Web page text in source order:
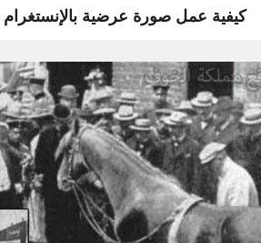
كيفية عمل صورة عرضية بالإنستغرام 3 بوستات؟